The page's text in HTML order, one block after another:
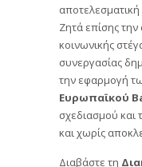
Ζητά επίσης
κοινωνικής
συνεργασίας
την εφαρμογή
Ευρωπαϊκού
σχεδιασμού και
και χωρίς
Διαβάστε τη